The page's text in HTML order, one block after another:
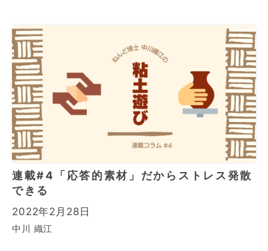
連載#4「応答的素材」だからストレス発散
できる
2022年2月28日
中川 織江